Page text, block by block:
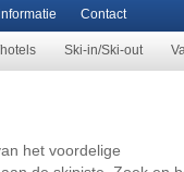
Ski-in/Ski-out
Contact
het voordelige